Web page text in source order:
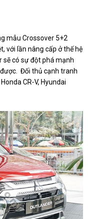
mẫu Crossover 5+2
với lần nâng cấp ở thế hệ
sẽ có sự đột phá mạnh
Đối thủ cạnh tranh
CR-V, Hyundai